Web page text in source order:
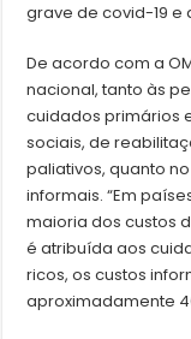
grave de covid-19 e
De acordo com a
nacional, tanto às
cuidados primários
sociais, de
paliativos, quanto
informais. “Em
maioria dos custos
é atribuída aos
ricos, os custos
aproximadamente